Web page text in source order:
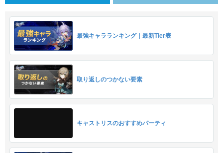
最強キャラランキング｜最新Tier表
取り返しのつかない要素
キャストリスのおすすめパーティ